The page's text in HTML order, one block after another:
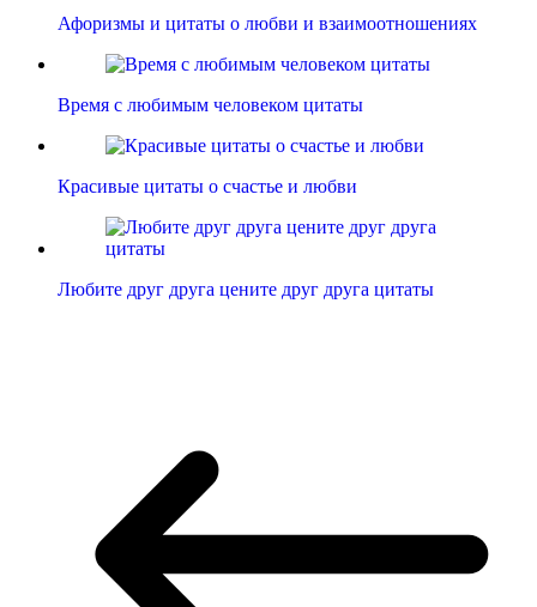
Афоризмы и цитаты о любви и взаимоотношениях
Время с любимым человеком цитаты
Красивые цитаты о счастье и любви
Любите друг друга цените друг друга цитаты